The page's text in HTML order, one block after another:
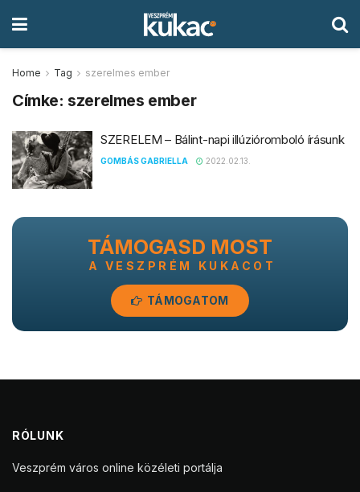
Home Tag szerelmes ember
Címke: szerelmes ember
SZERELEM – Bálint-napi illúzióromboló írásunk
GOMBÁS GABRIELLA 2022.02.13.
TÁMOGASD MOST
A VESZPRÉM KUKACOT
TÁMOGATOM
RÓLUNK
Veszprém város online közéleti portálja